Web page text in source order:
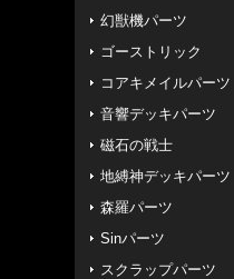
幻獣機パーツ
ゴーストリック
コアキメイルパーツ
音響デッキパーツ
磁石の戦士
地縛神デッキパーツ
森羅パーツ
Sinパーツ
スクラップパーツ